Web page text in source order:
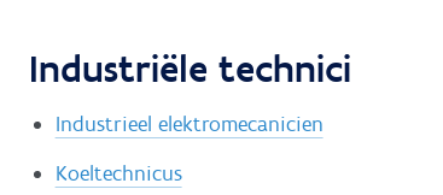
Industriële technici
Industrieel elektromecanicien
Koeltechnicus